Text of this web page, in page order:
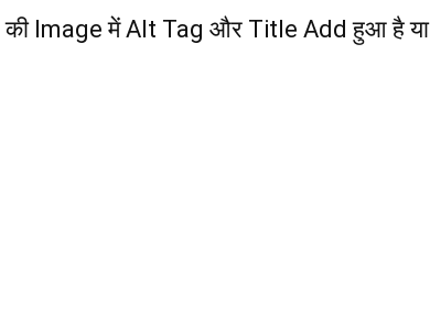
Image में Alt Tag और Title Add हुआ है या